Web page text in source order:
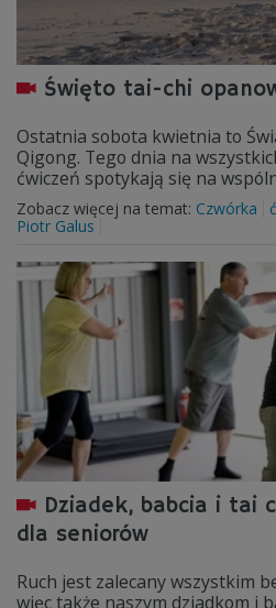
Święto tai-chi
Ostatnia sobota kwietnia to
Qigong. Tego dnia na
ćwiczeń spotykają się na
Zobacz więcej na temat: Czwórka
Piotr Galus
Dziadek, babcia i tai
dla seniorów
Ruch jest zalecany wszystkim
więc także naszym dziadkom i